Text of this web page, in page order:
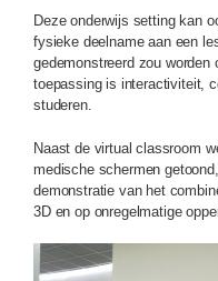
Deze onderwijs setting kan
fysieke deelname aan een
gedemonstreerd zou
toepassing is interactiviteit,
studeren.
Naast de virtual classroom
medische schermen
demonstratie van het
3D en op onregelmatige